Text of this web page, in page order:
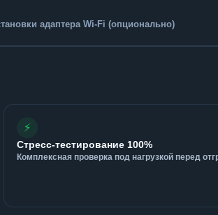
адаптера Wi-Fi (опционально)
⚡
Стресс-тестирование 100%
Комплексная проверка под нагрузкой перед